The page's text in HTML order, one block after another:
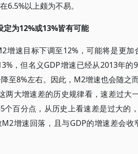
6.5%以上颇为不易。
定为12%或13%皆有可能
增速目标下调至12%，可能将是更
，但名义GDP增速已经从2013年
至8%左右。因此，M2增速也会随之
两大增速差的历史规律看，速差过大
个百分点，从历史上看速差是过大的
增速回落，且与GDP的增速差会